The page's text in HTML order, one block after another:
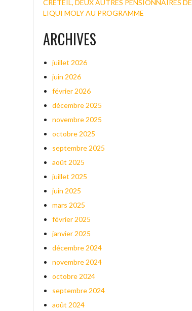
CRÉTEIL, DEUX AUTRES PENSIONNAIRES DE
LIQUI MOLY AU PROGRAMME
ARCHIVES
juillet 2026
juin 2026
février 2026
décembre 2025
novembre 2025
octobre 2025
septembre 2025
août 2025
juillet 2025
juin 2025
mars 2025
février 2025
janvier 2025
décembre 2024
novembre 2024
octobre 2024
septembre 2024
août 2024